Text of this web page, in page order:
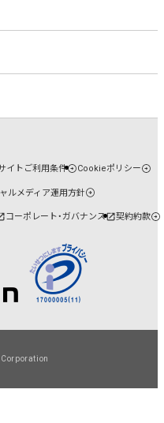
イトご利用条件 Cookieポリシー
ルメディア運用方針
コーポレート・ガバナンス 契約約款